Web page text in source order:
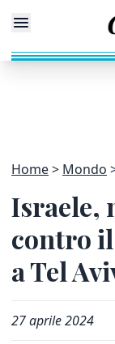
Home Mondo
Israele,
contro
a Tel
27 aprile 2024